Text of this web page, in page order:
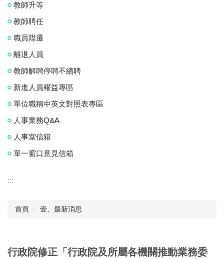
教師升等
教師聘任
職員陞遷
離退人員
教師解聘停聘不續聘
新進人員權益專區
單位職稱中英文對照表專區
人事業務Q&A
人事室信箱
單一窗口意見信箱
:::
首頁 壹、最新消息
行政院修正「行政院及所屬各機關推動業務委